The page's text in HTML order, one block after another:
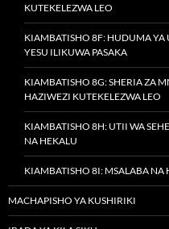
KUTEKELEZWA LEO
KIAMBATISHO 8F: HUDUMA
YESU ILIKUWA PASAKA
KIAMBATISHO 8G: SHERIA ZA
HAZIWEZI KUTEKELEZWA LEO
KIAMBATISHO 8H: UTII WA
NA HEKALU
KIAMBATISHO 8I: MSALABA NA
MACHAPISHO YA KUSHIRIKI